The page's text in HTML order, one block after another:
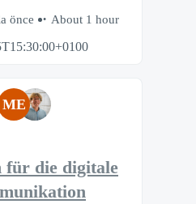
önce
About 1 hour
ME
für die digitale